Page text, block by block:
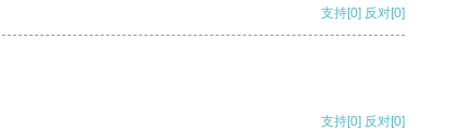
支持[0] 反对[0]
支持[0] 反对[0]